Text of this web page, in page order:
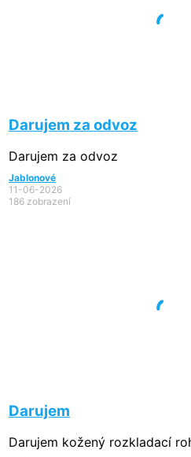
Darujem za odvoz
Darujem za odvoz
Jablonové
11-06-2026
186 zobrazení
Darujem
Darujem kožený rozkladací